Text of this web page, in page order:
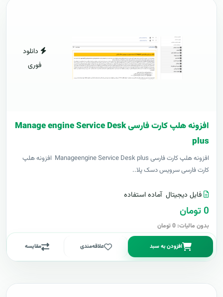
دانلود
فوری
افزونه هلپ کارت فارسی Manage engine Service Desk
plus
افزونه هلپ کارت فارسی Manageengine Service Desk plus افزونه هلپ
کارت فارسی سرویس دسک پلا..
فایل دیجیتال آماده استفاده
0 تومان
بدون مالیات: 0 تومان
افزودن به سبد علاقه‌مندی مقایسه